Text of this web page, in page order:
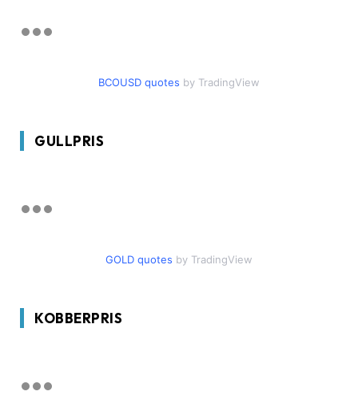
BCOUSD quotes by TradingView
GULLPRIS
GOLD quotes by TradingView
KOBBERPRIS